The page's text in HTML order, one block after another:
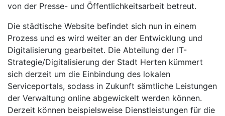
von der Presse- und Öffentlichkeitsarbeit betreut.
Die städtische Website befindet sich nun in einem
Prozess und es wird weiter an der Entwicklung und
Digitalisierung gearbeitet. Die Abteilung der IT-
Strategie/Digitalisierung der Stadt Herten kümmert
sich derzeit um die Einbindung des lokalen
Serviceportals, sodass in Zukunft sämtliche Leistungen
der Verwaltung online abgewickelt werden können.
Derzeit können beispielsweise Dienstleistungen für die